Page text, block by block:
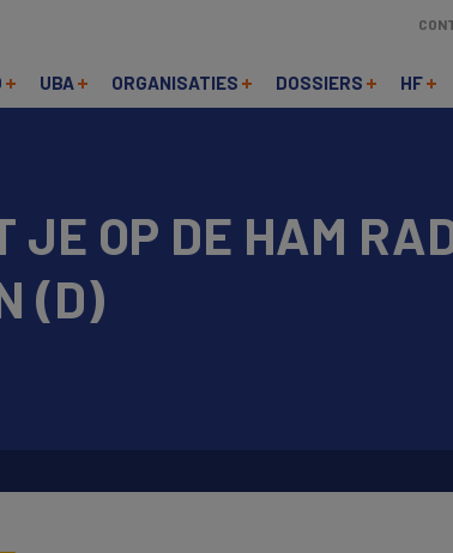
UBA ORGANISATIES DOSSIERS HF
JE OP DE HAM
(D)